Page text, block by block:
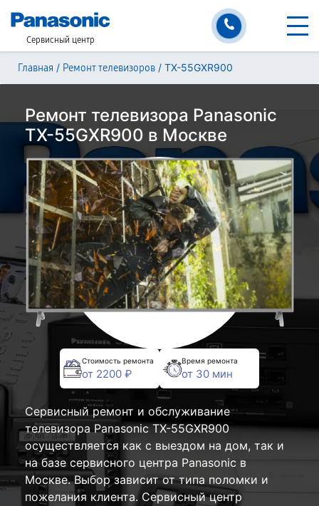
Сервисный центр
Главная / Ремонт телевизоров / TX-55GXR900
Ремонт телевизора Panasonic
TX-55GXR900 в Москве
Стоимость ремонта
от 2200 ₽
Время ремонта
от 30 мин
Сервисный ремонт и обслуживание
телевизора Panasonic TX-55GXR900
осуществляется как с выездом на дом, так и
на базе сервисного центра Panasonic в
Москве. Выбор зависит от типа поломки и
пожелания клиента. Сервисный центр